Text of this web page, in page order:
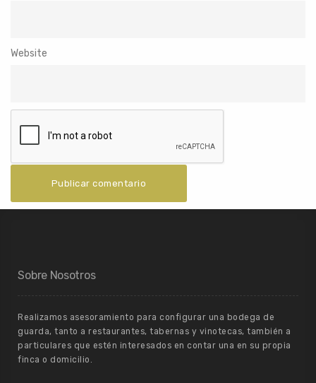
Website
Sobre Nosotros
Realizamos asesoramiento para configurar una bodega de
guarda, tanto a restaurantes, tabernas y vinotecas, también a
particulares que estén interesados en contar una en su propia
finca o domicilio.